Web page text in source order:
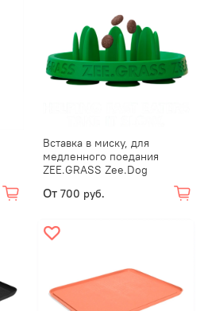
Вставка в миску, для
медленного поедания
ZEE.GRASS Zee.Dog
От 700 руб.